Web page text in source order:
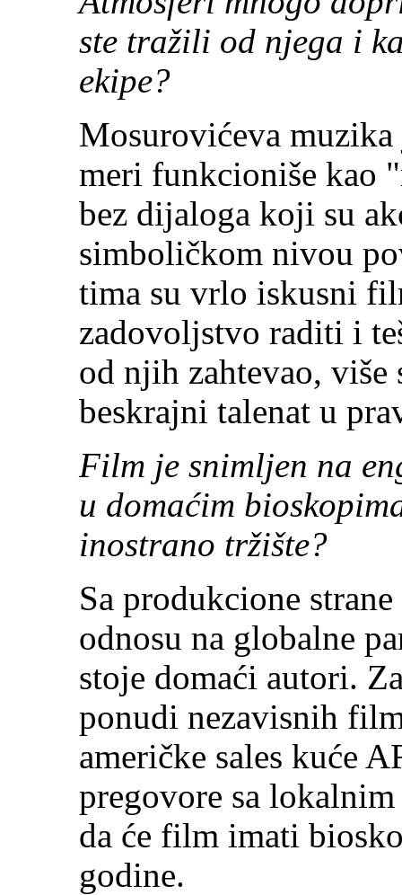
ste tražili od njega i
ekipe?
Mosurovićeva
meri funkcioniše kao
bez dijaloga koji su
simboličkom nivou
tima su vrlo iskusni
zadovoljstvo raditi i
od njih zahtevao, više
beskrajni talenat u
Film je snimljen na
u domaćim
inostrano tržište?
Sa produkcione
odnosu na globalne
stoje domaći autori.
ponudi nezavisnih
američke sales kuće
pregovore sa
da će film imati
godine.